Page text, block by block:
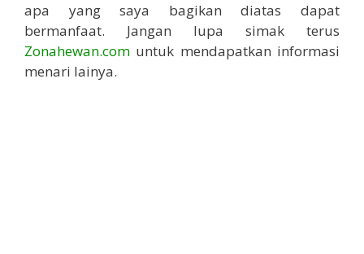
apa yang saya bagikan diatas dapat
bermanfaat. Jangan lupa simak terus
Zonahewan.com untuk mendapatkan informasi
menari lainya.